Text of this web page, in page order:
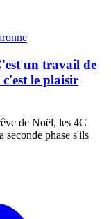
un travail de
le plaisir
de Noël, les 4C
phase s'ils